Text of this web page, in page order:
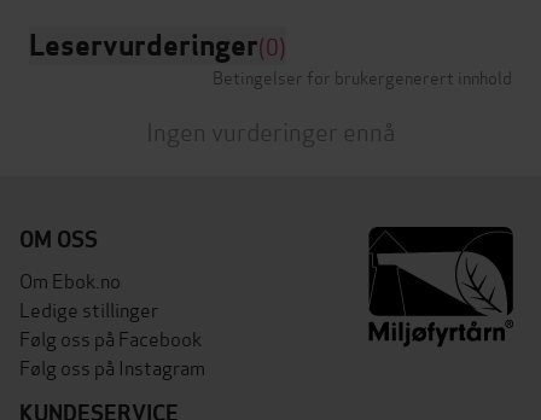
Leservurderinger(0)
Betingelser for brukergenerert innhold
Ingen vurderinger ennå
OM OSS
Om Ebok.no
Ledige stillinger
Følg oss på Facebook
Følg oss på Instagram
KUNDESERVICE